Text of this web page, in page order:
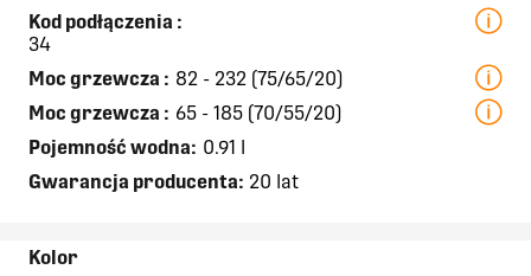
Kod podłączenia :
34
Moc grzewcza : 82 - 232 (75/65/20)
Moc grzewcza : 65 - 185 (70/55/20)
Pojemność wodna: 0.91 l
Gwarancja producenta: 20 lat
Kolor